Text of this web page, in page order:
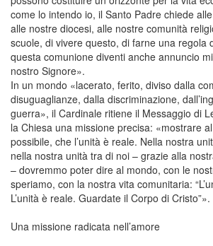
come lo intendo io, il Santo Padre chiede
alle nostre diocesi, alle nostre comunità
scuole, di vivere questo, di farne una regola
questa comunione diventi anche annuncio
nostro Signore».
In un mondo «lacerato, ferito, diviso dalla
disuguaglianze, dalla discriminazione,
guerra», il Cardinale ritiene il Messaggio di
la Chiesa una missione precisa: «mostrare
possibile, che l’unità è reale. Nella nostra
nella nostra unità tra di noi – grazie alla
– dovremmo poter dire al mondo, con le
speriamo, con la nostra vita comunitaria:
L’unità è reale. Guardate il Corpo di Cristo”».
Una missione radicata nell’amore